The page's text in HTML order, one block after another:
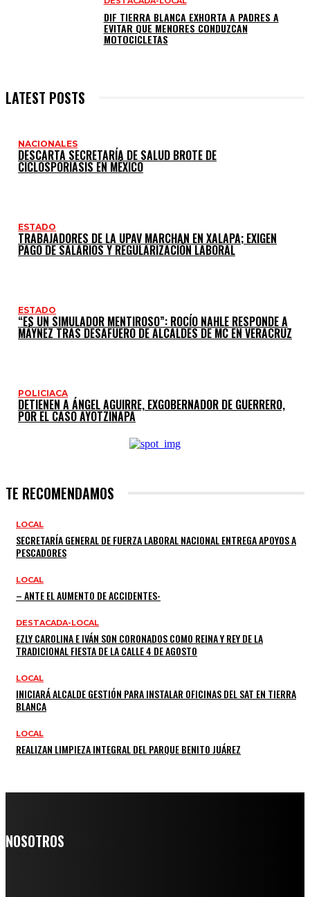
DIF TIERRA BLANCA EXHORTA A PADRES A
EVITAR QUE MENORES CONDUZCAN
MOTOCICLETAS
LATEST POSTS
NACIONALES
DESCARTA SECRETARÍA DE SALUD BROTE DE
CICLOSPORIASIS EN MÉXICO
ESTADO
TRABAJADORES DE LA UPAV MARCHAN EN XALAPA; EXIGEN
PAGO DE SALARIOS Y REGULARIZACIÓN LABORAL
ESTADO
“ES UN SIMULADOR MENTIROSO”: ROCÍO NAHLE RESPONDE A
MÁYNEZ TRAS DESAFUERO DE ALCALDES DE MC EN VERACRUZ
POLICIACA
DETIENEN A ÁNGEL AGUIRRE, EXGOBERNADOR DE GUERRERO,
POR EL CASO AYOTZINAPA
TE RECOMENDAMOS
LOCAL
SECRETARÍA GENERAL DE FUERZA LABORAL NACIONAL ENTREGA APOYOS A
PESCADORES
LOCAL
– ANTE EL AUMENTO DE ACCIDENTES-
DESTACADA-LOCAL
EZLY CAROLINA E IVÁN SON CORONADOS COMO REINA Y REY DE LA
TRADICIONAL FIESTA DE LA CALLE 4 DE AGOSTO
LOCAL
INICIARÁ ALCALDE GESTIÓN PARA INSTALAR OFICINAS DEL SAT EN TIERRA
BLANCA
LOCAL
REALIZAN LIMPIEZA INTEGRAL DEL PARQUE BENITO JUÁREZ
NOSOTROS